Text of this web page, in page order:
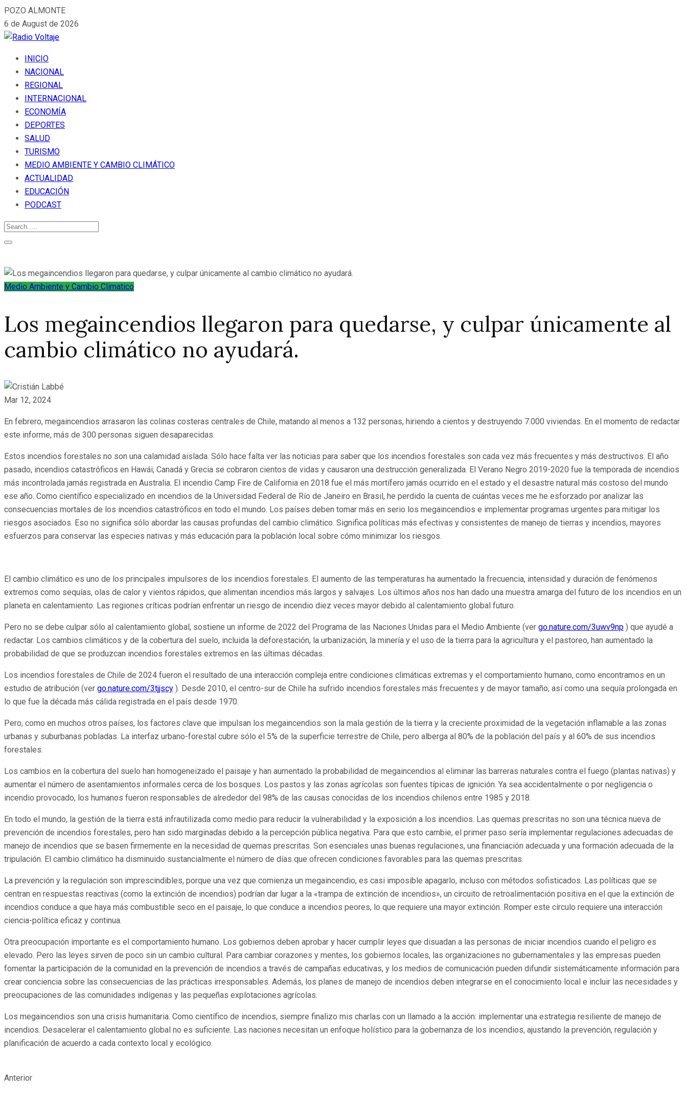
POZO ALMONTE
6 de August de 2026
INICIO
NACIONAL
REGIONAL
INTERNACIONAL
ECONOMÍA
DEPORTES
SALUD
TURISMO
MEDIO AMBIENTE Y CAMBIO CLIMÁTICO
ACTUALIDAD
EDUCACIÓN
PODCAST
Medio Ambiente y Cambio Climatico
Los megaincendios llegaron para quedarse, y culpar únicamente al
cambio climático no ayudará.
Mar 12, 2024
En febrero, megaincendios arrasaron las colinas costeras centrales de Chile, matando al menos a 132 personas, hiriendo a cientos y destruyendo 7.000 viviendas. En el momento de redactar
este informe, más de 300 personas siguen desaparecidas.
Estos incendios forestales no son una calamidad aislada. Sólo hace falta ver las noticias para saber que los incendios forestales son cada vez más frecuentes y más destructivos. El año
pasado, incendios catastróficos en Hawái, Canadá y Grecia se cobraron cientos de vidas y causaron una destrucción generalizada. El Verano Negro 2019-2020 fue la temporada de incendios
más incontrolada jamás registrada en Australia. El incendio Camp Fire de California en 2018 fue el más mortífero jamás ocurrido en el estado y el desastre natural más costoso del mundo
ese año. Como científico especializado en incendios de la Universidad Federal de Río de Janeiro en Brasil, he perdido la cuenta de cuántas veces me he esforzado por analizar las
consecuencias mortales de los incendios catastróficos en todo el mundo. Los países deben tomar más en serio los megaincendios e implementar programas urgentes para mitigar los
riesgos asociados. Eso no significa sólo abordar las causas profundas del cambio climático. Significa políticas más efectivas y consistentes de manejo de tierras y incendios, mayores
esfuerzos para conservar las especies nativas y más educación para la población local sobre cómo minimizar los riesgos.
El cambio climático es uno de los principales impulsores de los incendios forestales. El aumento de las temperaturas ha aumentado la frecuencia, intensidad y duración de fenómenos
extremos como sequías, olas de calor y vientos rápidos, que alimentan incendios más largos y salvajes. Los últimos años nos han dado una muestra amarga del futuro de los incendios en un
planeta en calentamiento. Las regiones críticas podrían enfrentar un riesgo de incendio diez veces mayor debido al calentamiento global futuro.
Pero no se debe culpar sólo al calentamiento global, sostiene un informe de 2022 del Programa de las Naciones Unidas para el Medio Ambiente (ver go.nature.com/3uwv9np ) que ayudé a
redactar. Los cambios climáticos y de la cobertura del suelo, incluida la deforestación, la urbanización, la minería y el uso de la tierra para la agricultura y el pastoreo, han aumentado la
probabilidad de que se produzcan incendios forestales extremos en las últimas décadas.
Los incendios forestales de Chile de 2024 fueron el resultado de una interacción compleja entre condiciones climáticas extremas y el comportamiento humano, como encontramos en un
estudio de atribución (ver go.nature.com/3tjjscy ). Desde 2010, el centro-sur de Chile ha sufrido incendios forestales más frecuentes y de mayor tamaño, así como una sequía prolongada en
lo que fue la década más cálida registrada en el país desde 1970.
Pero, como en muchos otros países, los factores clave que impulsan los megaincendios son la mala gestión de la tierra y la creciente proximidad de la vegetación inflamable a las zonas
urbanas y suburbanas pobladas. La interfaz urbano-forestal cubre sólo el 5% de la superficie terrestre de Chile, pero alberga al 80% de la población del país y al 60% de sus incendios
forestales.
Los cambios en la cobertura del suelo han homogeneizado el paisaje y han aumentado la probabilidad de megaincendios al eliminar las barreras naturales contra el fuego (plantas nativas) y
aumentar el número de asentamientos informales cerca de los bosques. Los pastos y las zonas agrícolas son fuentes típicas de ignición. Ya sea accidentalmente o por negligencia o
incendio provocado, los humanos fueron responsables de alrededor del 98% de las causas conocidas de los incendios chilenos entre 1985 y 2018.
En todo el mundo, la gestión de la tierra está infrautilizada como medio para reducir la vulnerabilidad y la exposición a los incendios. Las quemas prescritas no son una técnica nueva de
prevención de incendios forestales, pero han sido marginadas debido a la percepción pública negativa. Para que esto cambie, el primer paso sería implementar regulaciones adecuadas de
manejo de incendios que se basen firmemente en la necesidad de quemas prescritas. Son esenciales unas buenas regulaciones, una financiación adecuada y una formación adecuada de la
tripulación. El cambio climático ha disminuido sustancialmente el número de días que ofrecen condiciones favorables para las quemas prescritas.
La prevención y la regulación son imprescindibles, porque una vez que comienza un megaincendio, es casi imposible apagarlo, incluso con métodos sofisticados. Las políticas que se
centran en respuestas reactivas (como la extinción de incendios) podrían dar lugar a la «trampa de extinción de incendios», un circuito de retroalimentación positiva en el que la extinción de
incendios conduce a que haya más combustible seco en el paisaje, lo que conduce a incendios peores, lo que requiere una mayor extinción. Romper este círculo requiere una interacción
ciencia-política eficaz y continua.
Otra preocupación importante es el comportamiento humano. Los gobiernos deben aprobar y hacer cumplir leyes que disuadan a las personas de iniciar incendios cuando el peligro es
elevado. Pero las leyes sirven de poco sin un cambio cultural. Para cambiar corazones y mentes, los gobiernos locales, las organizaciones no gubernamentales y las empresas pueden
fomentar la participación de la comunidad en la prevención de incendios a través de campañas educativas, y los medios de comunicación pueden difundir sistemáticamente información para
crear conciencia sobre las consecuencias de las prácticas irresponsables. Además, los planes de manejo de incendios deben integrarse en el conocimiento local e incluir las necesidades y
preocupaciones de las comunidades indígenas y las pequeñas explotaciones agrícolas.
Los megaincendios son una crisis humanitaria. Como científico de incendios, siempre finalizo mis charlas con un llamado a la acción: implementar una estrategia resiliente de manejo de
incendios. Desacelerar el calentamiento global no es suficiente. Las naciones necesitan un enfoque holístico para la gobernanza de los incendios, ajustando la prevención, regulación y
planificación de acuerdo a cada contexto local y ecológico.
Anterior